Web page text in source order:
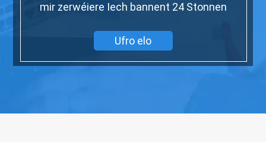
mir zerwéiere Iech bannent 24 Stonnen
Ufro elo